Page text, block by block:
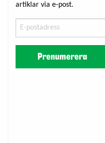
artiklar via e-post.
postadress
Prenumerera